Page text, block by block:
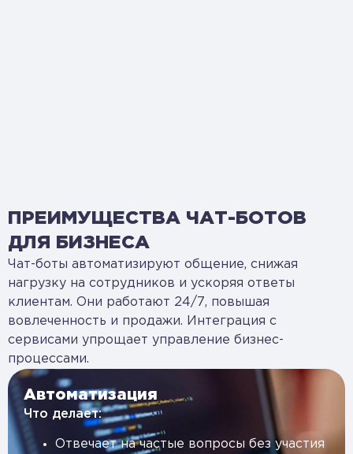
ПРЕИМУЩЕСТВА ЧАТ-БОТОВ
ДЛЯ БИЗНЕСА
Чат-боты автоматизируют общение, снижая
нагрузку на сотрудников и ускоряя ответы
клиентам. Они работают 24/7, повышая
вовлеченность и продажи. Интеграция с
сервисами упрощает управление бизнес-
процессами.
Автоматизация
Что делает:
Отвечает на частые вопросы без участия